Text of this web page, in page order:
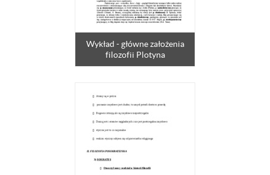
Wykład - główne założenia
filozofii Plotyna